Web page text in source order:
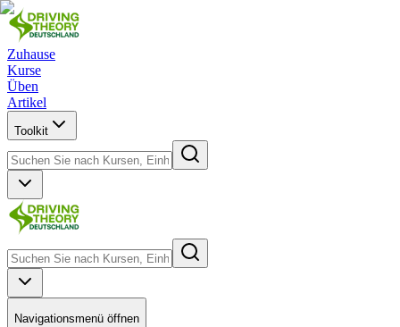
Zuhause
Kurse
Üben
Artikel
Toolkit
Navigationsmenü öffnen